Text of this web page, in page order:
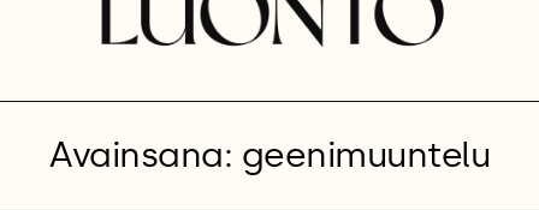
Avainsana: geenimuuntelu